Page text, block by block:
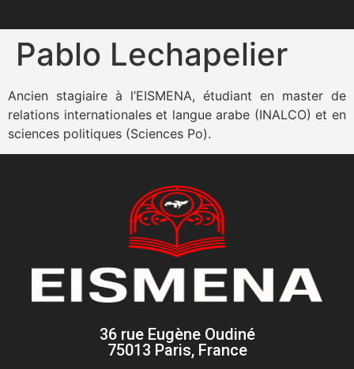
Pablo Lechapelier
Ancien stagiaire à l’EISMENA, étudiant en master de
relations internationales et langue arabe (INALCO) et en
sciences politiques (Sciences Po).
36 rue Eugène Oudiné
75013 Paris, France